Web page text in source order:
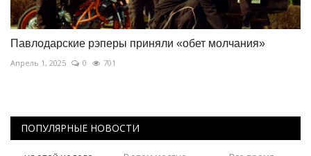
Павлодарские рэперы приняли «обет молчания»
Апрель 1, 2025 0 701
ПОПУЛЯРНЫЕ НОВОСТИ